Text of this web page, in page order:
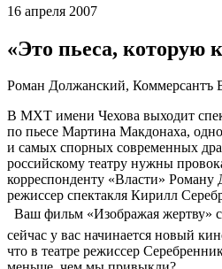
16 апреля 2007
«Это пьеса, которую
Роман Должанский, Коммерсантъ
В МХТ имени Чехова выходит
по пьесе Мартина Макдонаха,
и самых спорных современных
российскому театру нужны
корреспонденту «Власти» Роману
режиссер спектакля Кирилл
 Ваш фильм «Изображая жертву»
сейчас у вас начинается новый
что в театре режиссер